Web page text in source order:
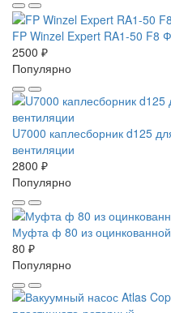
FP Winzel Expert RA1-50 F8
2500 ₽
Популярно
U7000 каплесборник d125
вентиляции
2800 ₽
Популярно
Муфта ф 80 из
80 ₽
Популярно